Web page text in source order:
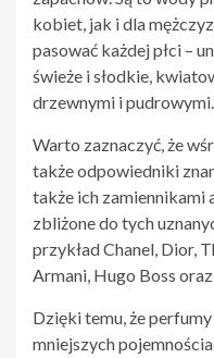
kobiet, jak i dla
pasować każdej płci –
świeże i słodkie,
drzewnymi i
Warto zaznaczyć, że
także odpowiedniki
także ich zamiennikami
zbliżone do tych
przykład Chanel, Dior,
Armani, Hugo Boss
Dzięki temu, że
mniejszych